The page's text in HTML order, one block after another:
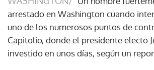
arrestado en Washington cuando
uno de los numerosos puntos de
Capitolio, donde el presidente electo
investido en unos días, según un